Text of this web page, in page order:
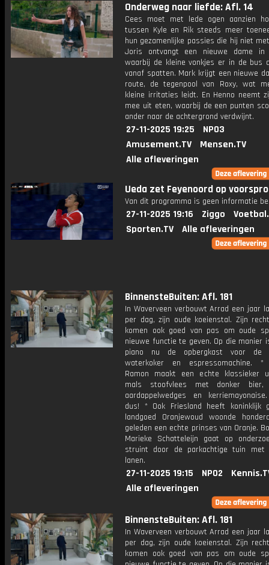
Onderweg naar liefde: Afl. 14
Cees moet met lede ogen aanzien
tussen Kyle en Rik steeds meer
hun gezamenlijke passies die hij niet
Joris ontvangt een nieuwe dame in
waarbij de kleine vonkjes er in de bus
vanaf spatten. Mark krijgt een nieuwe
route, de tegenpool van Roxy, wat
kleine irritaties leidt. En Henno neemt
mee uit eten, waarbij de een punten
ander naar de achtergrond verdwijnt.
27-11-2025 19:25
NPO3
Amusement.TV
Mensen.TV
Alle afleveringen
Ueda zet Feyenoord op
Van dit programma is geen informatie
27-11-2025 19:16 Ziggo
Sporten.TV
Alle afleveringen
BinnensteBuiten: Afl. 181
In Waverveen verbouwt Arrad een jaar
per dag, zijn oude koeienstal. Zijn
komen ook goed van pas om oude
nieuwe functie te geven. Op die manier
piano nu de opbergkast voor de
waterkoker en espressomachine. *
Ramon maakt een echte klassieker
mals stoofvlees met donker bier,
aardappelwedges en
dus! * Ook Friesland heeft koninklijk
landgoed Oranjewoud woonde
geleden een echte prinses van Oranje.
Marieke Schatteleijn gaat op
struint door de parkachtige tuin met
lanen.
27-11-2025 19:15 NPO2
Alle afleveringen
BinnensteBuiten: Afl. 181
In Waverveen verbouwt Arrad een jaar
per dag, zijn oude koeienstal. Zijn
komen ook goed van pas om oude